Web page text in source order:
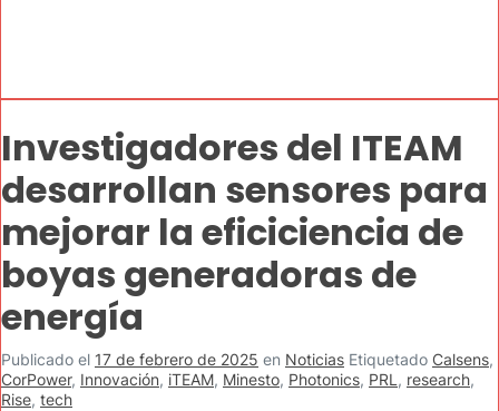
Investigadores del ITEAM
desarrollan sensores para
mejorar la eficiciencia de
boyas generadoras de
energía
Publicado el 17 de febrero de 2025 en Noticias Etiquetado Calsens,
CorPower, Innovación, iTEAM, Minesto, Photonics, PRL , research,
Rise, tech